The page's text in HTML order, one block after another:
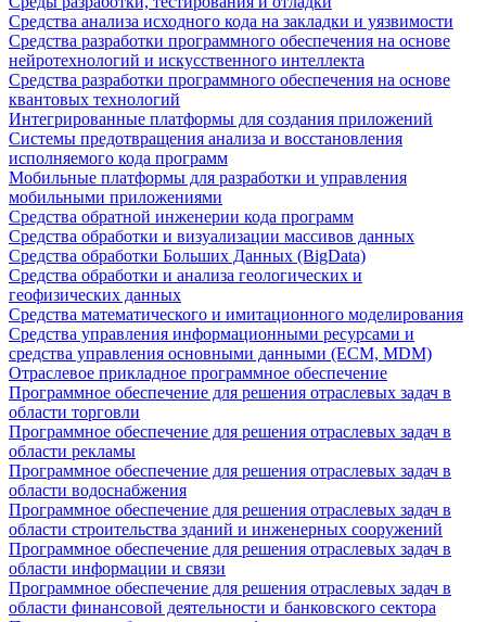
Средства анализа исходного кода на закладки и уязвимости
Средства разработки программного обеспечения на основе
нейротехнологий и искусственного интеллекта
Средства разработки программного обеспечения на основе
квантовых технологий
Интегрированные платформы для создания приложений
Системы предотвращения анализа и восстановления
исполняемого кода программ
Мобильные платформы для разработки и управления
мобильными приложениями
Средства обратной инженерии кода программ
Средства обработки и визуализации массивов данных
Средства обработки Больших Данных (BigData)
Средства обработки и анализа геологических и
геофизических данных
Средства математического и имитационного моделирования
Средства управления информационными ресурсами и
средства управления основными данными (ECM, MDM)
Отраслевое прикладное программное обеспечение
Программное обеспечение для решения отраслевых задач в
области торговли
Программное обеспечение для решения отраслевых задач в
области рекламы
Программное обеспечение для решения отраслевых задач в
области водоснабжения
Программное обеспечение для решения отраслевых задач в
области строительства зданий и инженерных сооружений
Программное обеспечение для решения отраслевых задач в
области информации и связи
Программное обеспечение для решения отраслевых задач в
области финансовой деятельности и банковского сектора